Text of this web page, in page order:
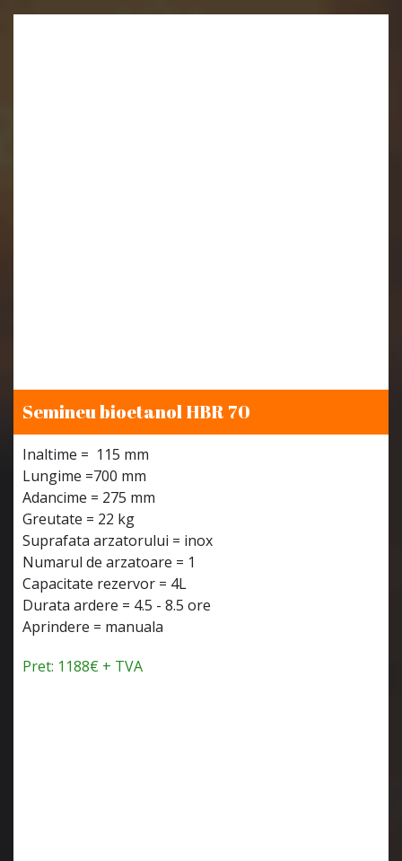
Semineu bioetanol HBR 70
Inaltime = 115 mm
Lungime =700 mm
Adancime = 275 mm
Greutate = 22 kg
Suprafata arzatorului = inox
Numarul de arzatoare = 1
Capacitate rezervor = 4L
Durata ardere = 4.5 - 8.5 ore
Aprindere = manuala
Pret: 1188€ + TVA